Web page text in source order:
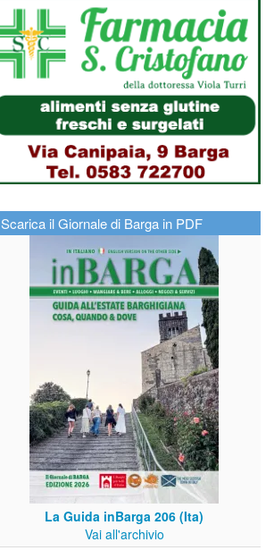
Scarica il Giornale di Barga in PDF
La Guida inBarga 206 (Ita)
Vai all'archivio